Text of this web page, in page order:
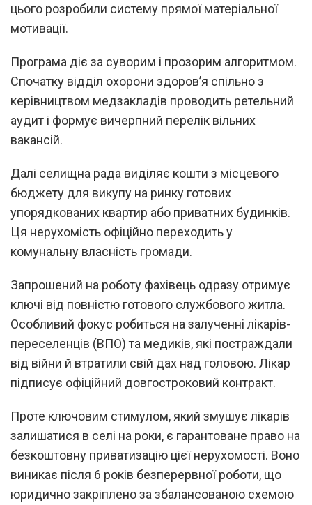
цього розробили систему прямої матеріальної
мотивації.
Програма діє за суворим і прозорим алгоритмом.
Спочатку відділ охорони здоров’я спільно з
керівництвом медзакладів проводить ретельний
аудит і формує вичерпний перелік вільних
вакансій.
Далі селищна рада виділяє кошти з місцевого
бюджету для викупу на ринку готових
упорядкованих квартир або приватних будинків.
Ця нерухомість офіційно переходить у
комунальну власність громади.
Запрошений на роботу фахівець одразу отримує
ключі від повністю готового службового житла.
Особливий фокус робиться на залученні лікарів-
переселенців (ВПО) та медиків, які постраждали
від війни й втратили свій дах над головою. Лікар
підписує офіційний довгостроковий контракт.
Проте ключовим стимулом, який змушує лікарів
залишатися в селі на роки, є гарантоване право на
безкоштовну приватизацію цієї нерухомості. Воно
виникає після 6 років безперервної роботи, що
юридично закріплено за збалансованою схемою